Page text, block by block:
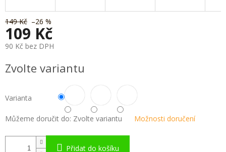
149 Kč –26 %
109 Kč
90 Kč bez DPH
cena:
Zvolte variantu
Varianta
Můžeme doručit do: Zvolte variantu Možnosti doručení
Přidat do košíku